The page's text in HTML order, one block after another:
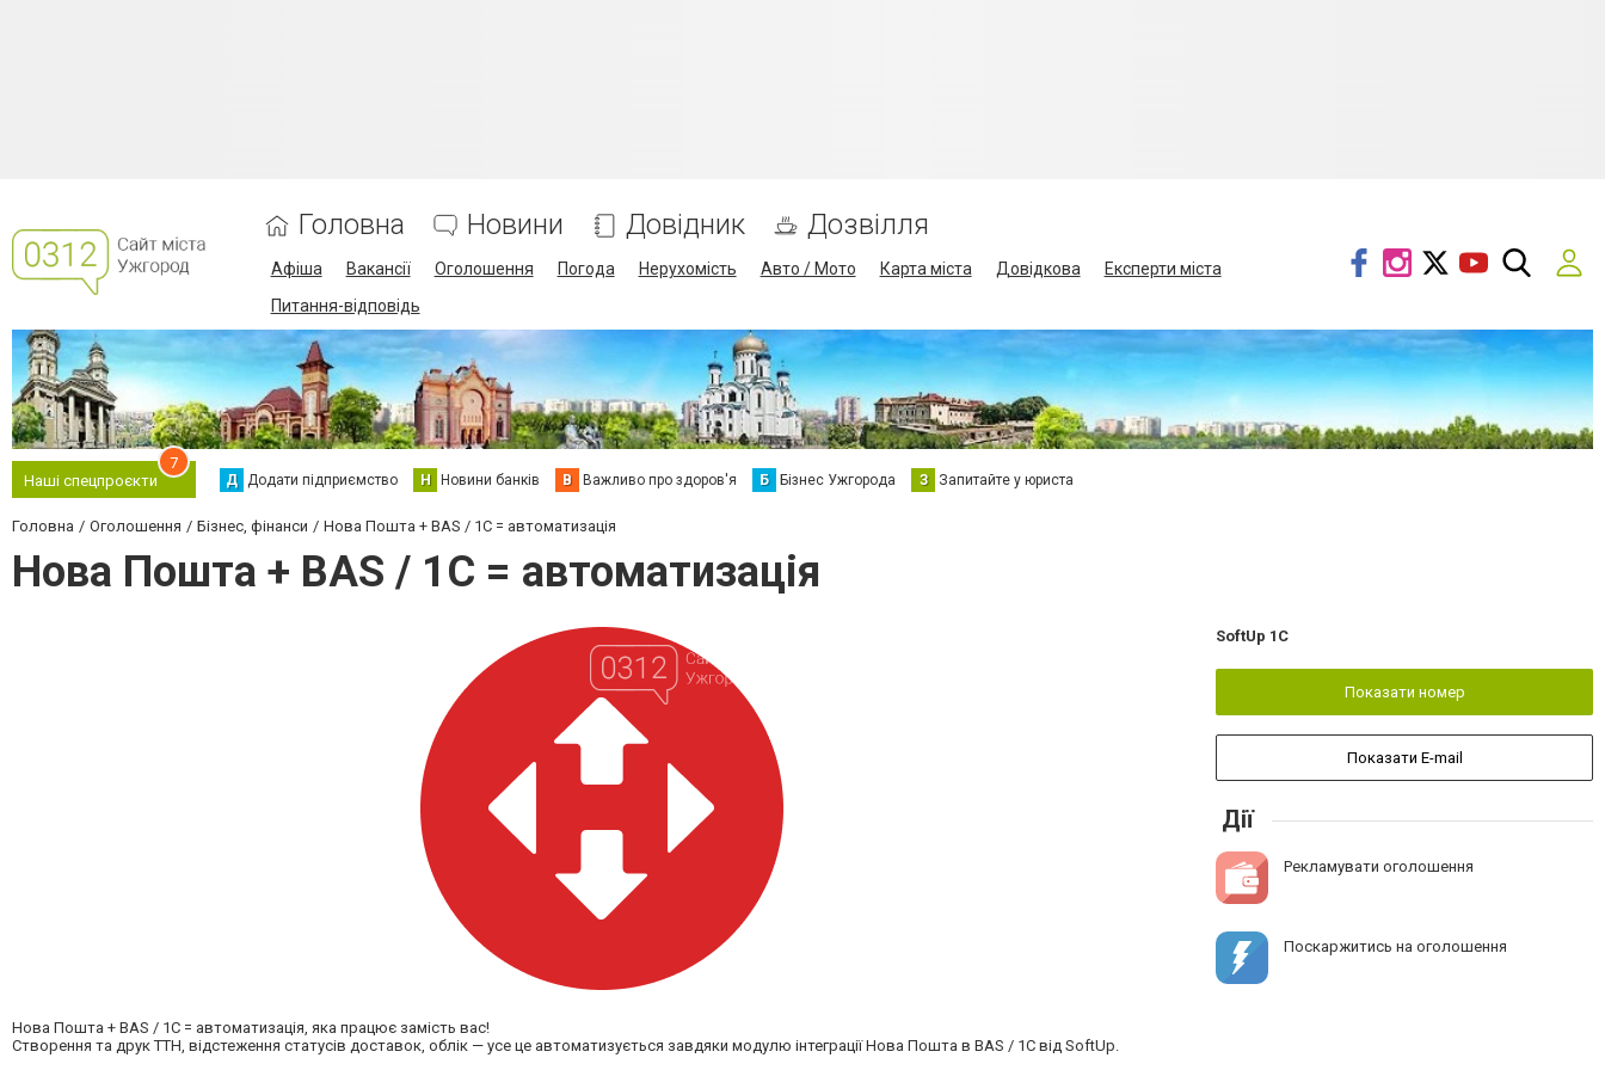
Головна Новини Довідник Дозвілля
Афіша Вакансії Оголошення Погода Нерухомість Авто / Мото Карта міста Довідкова
Експерти міста
Питання-відповідь
Наші спецпроєкти
7
Д Додати підприємство Н Новини банків В Важливо про здоров'я Б Бізнес Ужгорода З Запитайте у юриста
Головна Оголошення Бізнес, фінанси Нова Пошта + BAS / 1C = автоматизація
Нова Пошта + BAS / 1C = автоматизація
Нова Пошта + BAS / 1C = автоматизація, яка працює замість вас!
Створення та друк ТТН, відстеження статусів доставок, облік — усе це автоматизується завдяки модулю інтеграції Нова Пошта в BAS / 1C від SoftUp.
SoftUp 1C
Показати номер
Показати E-mail
Дії
Рекламувати оголошення
Поскаржитись на оголошення